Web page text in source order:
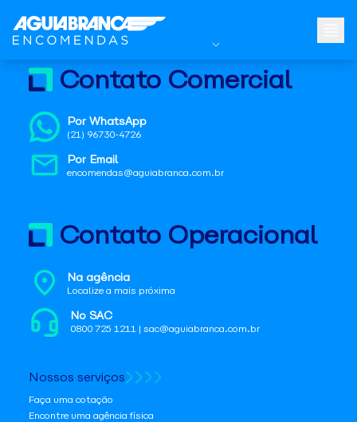
Contato Comercial
Por WhatsApp
(21) 96730-4726
Por Email
encomendas@aguiabranca.com.br
Contato Operacional
Na agência
Localize a mais próxima
No SAC
0800 725 1211 | sac@aguiabranca.com.br
Nossos serviços
Faça uma cotação
Encontre uma agência física